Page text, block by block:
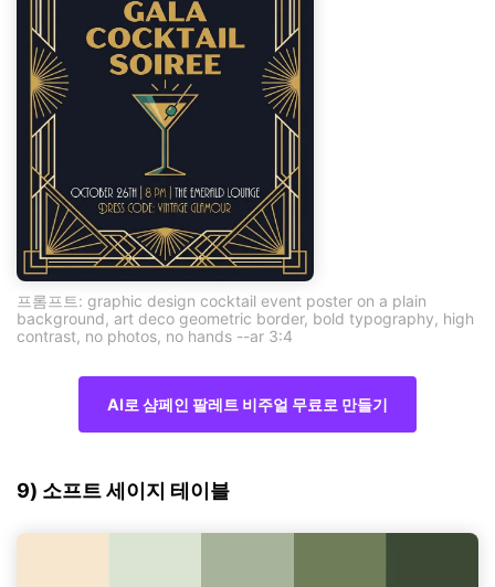
프롬프트: graphic design cocktail event poster on a plain
background, art deco geometric border, bold typography, high
contrast, no photos, no hands --ar 3:4
AI로 샴페인 팔레트 비주얼 무료로 만들기
9) 소프트 세이지 테이블